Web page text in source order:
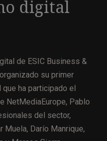
digital
de ESIC Business &
su primer
ha participado el
NetMediaEurope, Pablo
del sector,
Muela, Darío Manrique,